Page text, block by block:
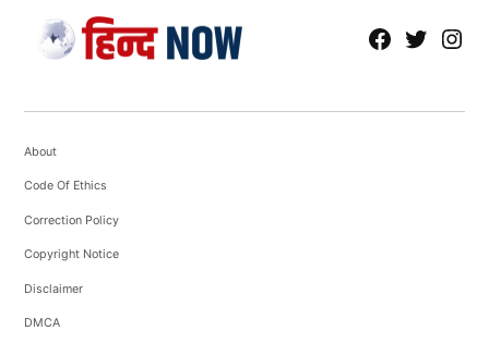
fb Tw tw
About
Code Of Ethics
Correction Policy
Copyright Notice
Disclaimer
DMCA